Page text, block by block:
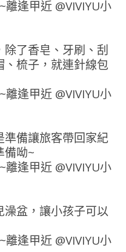
了香皂、牙刷、刮
梳子，就連針線包
備讓旅客帶回家紀
備呦~
盆，讓小孩子可以